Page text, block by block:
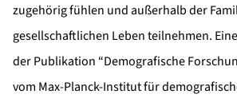
zugehörig fühlen und außerhalb der
gesellschaftlichen Leben teilnehmen.
der Publikation “Demografische
vom Max-Planck-Institut für